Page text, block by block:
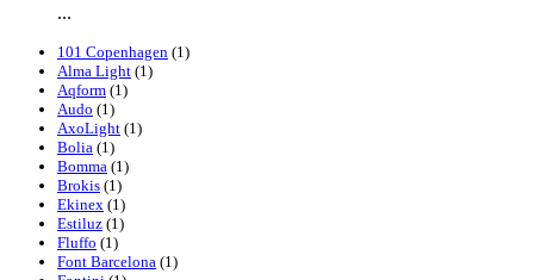
...
101 Copenhagen (1)
Alma Light (1)
Aqform (1)
Audo (1)
AxoLight (1)
Bolia (1)
Bomma (1)
Brokis (1)
Ekinex (1)
Estiluz (1)
Fluffo (1)
Font Barcelona (1)